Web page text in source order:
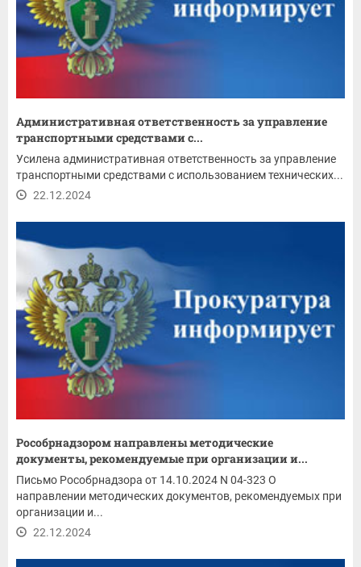
Административная ответственность за управление
транспортными средствами с...
Усилена административная ответственность за управление
транспортными средствами с использованием технических...
22.12.2024
Рособрнадзором направлены методические
документы, рекомендуемые при организации и...
Письмо Рособрнадзора от 14.10.2024 N 04-323 О
направлении методических документов, рекомендуемых при
организации и...
22.12.2024